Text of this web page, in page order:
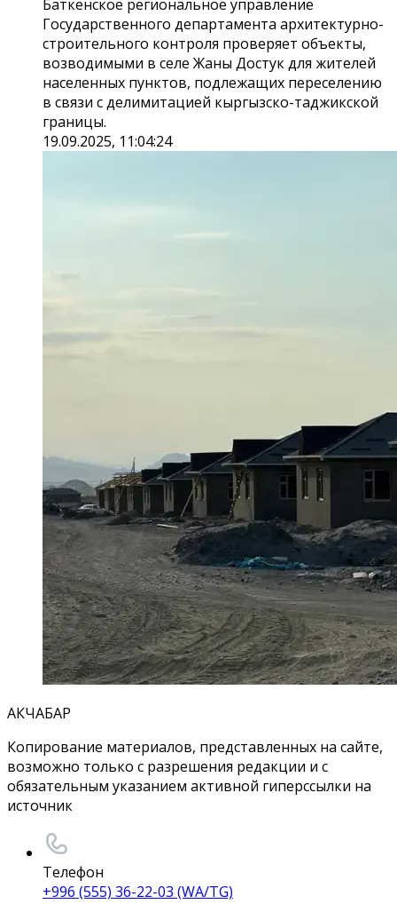
Баткенское региональное управление
Государственного департамента архитектурно-
строительного контроля проверяет объекты,
возводимыми в селе Жаны Достук для жителей
населенных пунктов, подлежащих переселению
в связи с делимитацией кыргызско-таджикской
границы.
19.09.2025, 11:04:24
АКЧАБАР
Копирование материалов, представленных на сайте,
возможно только с разрешения редакции и с
обязательным указанием активной гиперссылки на
источник
Телефон
+996 (555) 36-22-03 (WA/TG)